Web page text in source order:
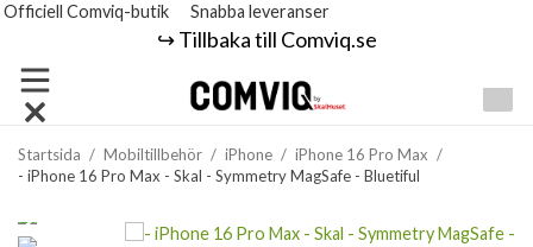
Officiell Comviq-butik Snabba leveranser
↪️ Tillbaka till Comviq.se
Startsida / Mobiltillbehör / iPhone / iPhone 16 Pro Max /
- iPhone 16 Pro Max - Skal - Symmetry MagSafe - Bluetiful